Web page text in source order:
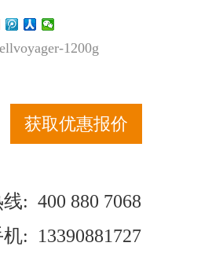
1200g
获取优惠报价
: 400 880 7068
: 13390881727